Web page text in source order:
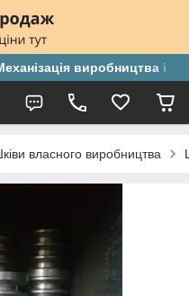
виробництва і
власного виробництва